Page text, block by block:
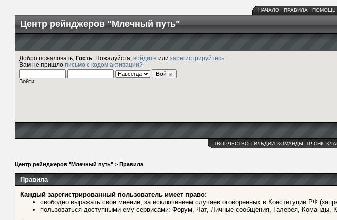
НАЧАЛО ПРАВИЛА ПОМОЩЬ
Центр рейнджеров "Млечный путь"
Добро пожаловать, Гость . Пожалуйста, войдите или зарегистрируйтесь
Вам не пришло письмо с кодом активации?
Войти
ТВОРЧЕСТВО ГИЛЬДИИ КОМАНДЫ ТР СНК
Центр рейнджеров "Млечный путь" > Правила
Правила
Каждый зарегистрированный пользователь имеет право:
свободно выражать свое мнение, за исключением случаев оговоренных в Конституции РФ
пользоваться доступными ему сервисами: Форум, Чат, Личные сообщения, Галерея, Команды,